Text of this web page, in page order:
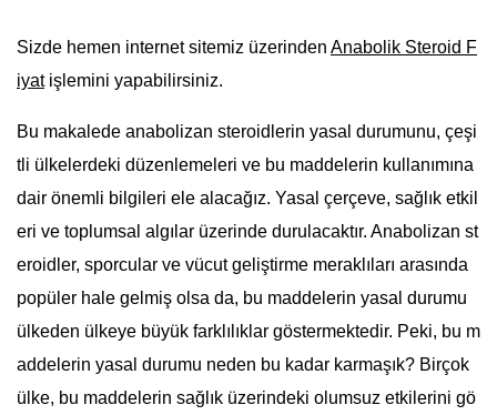
Sizde hemen internet sitemiz üzerinden Anabolik Steroid F
iyatişlemini yapabilirsiniz.
Bu makalede anabolizan steroidlerin yasal durumunu, çeşi
tli ülkelerdeki düzenlemeleri ve bu maddelerin kullanımına
dair önemli bilgileri ele alacağız. Yasal çerçeve, sağlık etkil
eri ve toplumsal algılar üzerinde durulacaktır. Anabolizan st
eroidler, sporcular ve vücut geliştirme meraklıları arasında
popüler hale gelmiş olsa da, bu maddelerin yasal durumu
ülkeden ülkeye büyük farklılıklar göstermektedir. Peki, bu m
addelerin yasal durumu neden bu kadar karmaşık? Birçok
ülke, bu maddelerin sağlık üzerindeki olumsuz etkilerini gö